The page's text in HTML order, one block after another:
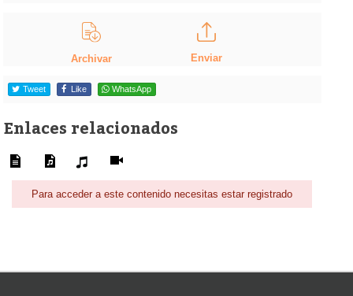
Archivar Enviar
Tweet Like WhatsApp
Enlaces relacionados
Para acceder a este contenido necesitas estar registrado